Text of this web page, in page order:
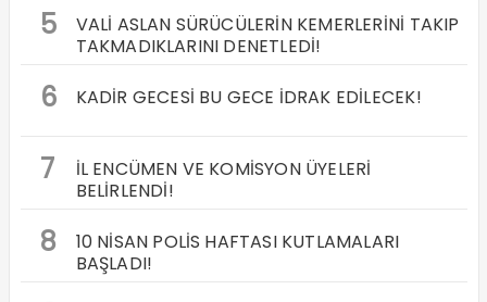
5
VALİ ASLAN SÜRÜCÜLERİN KEMERLERİNİ TAKIP
TAKMADIKLARINI DENETLEDİ!
6 KADİR GECESİ BU GECE İDRAK EDİLECEK!
7
İL ENCÜMEN VE KOMİSYON ÜYELERİ
BELİRLENDİ!
8
10 NİSAN POLİS HAFTASI KUTLAMALARI
BAŞLADI!